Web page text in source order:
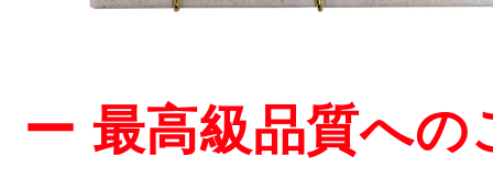
ー 最高級品質への